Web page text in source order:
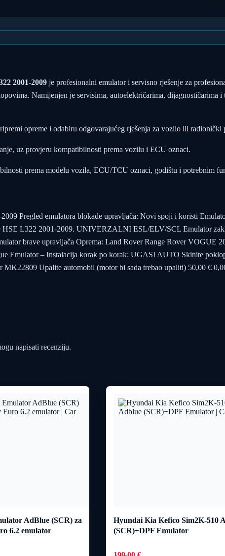
2001-2009 je profesionalni emulator i servisno rješenje za
Namijenjen je servisima, autoelektričarima, dijagnostičarima i
opreme i odabiru odgovarajućeg rješenja za vozilo ili radionički
uz provjeru kompatibilnosti prema vozilu i ECU oznaci.
prema modelu vozila, ECU/TCU oznaci, godištu i potrebnim
Pregled emulatora blokade upravljača: Novi spoji i koristi
HSE L322 2001-2009. UNIVERZALNI ESL/ELV/SCL Emulator
brave upravljača Oprema: Land Rover Range Rover VOGUE
Emulator – Instalacija korak po korak: UGASI AUTO Skinite
Upalite automobil (motor bi sada trebao upaliti) 50,00 €
napisati recenziju.
AdBlue (SCR) za
6.2 emulator
Hyundai Kia Kefico Sim2K-510
(SCR)+DPF Emulator